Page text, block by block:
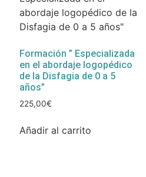
Formación ” Especializada
en el abordaje logopédico
de la Disfagia de 0 a 5
años”
225,00€
Añadir al carrito